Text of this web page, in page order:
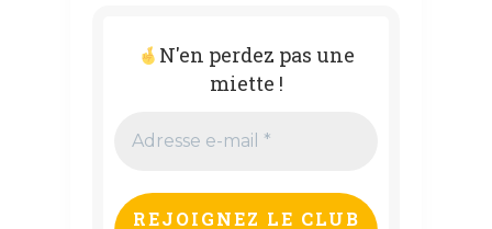
N'en perdez pas une
miette !
e-
*